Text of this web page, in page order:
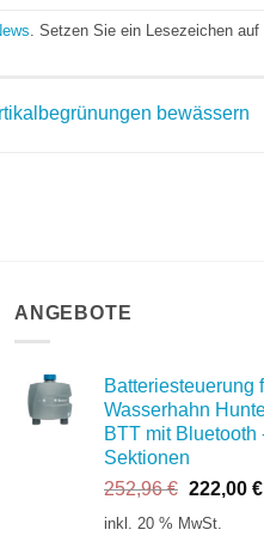
. Setzen Sie ein Lesezeichen auf
bewässern
ANGEBOTE
Batteriesteuerung
Wasserhahn
BTT mit Bluetooth
Sektionen
252,96€
Preis
222,00 €
inkl. 20 % MwSt.